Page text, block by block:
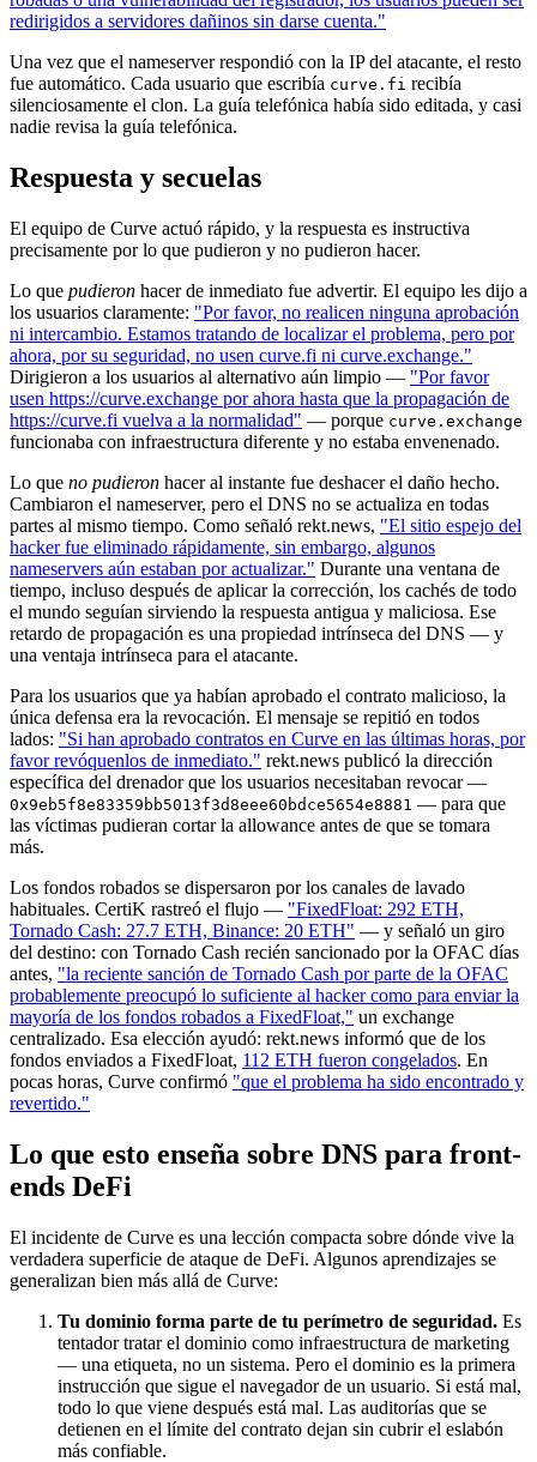
redirigidos a servidores dañinos sin darse cuenta."
Una vez que el nameserver respondió con la IP del atacante, el resto
fue automático. Cada usuario que escribía curve.fi recibía
silenciosamente el clon. La guía telefónica había sido editada, y casi
nadie revisa la guía telefónica.
Respuesta y secuelas
El equipo de Curve actuó rápido, y la respuesta es instructiva
precisamente por lo que pudieron y no pudieron hacer.
Lo que pudieron hacer de inmediato fue advertir. El equipo les dijo a
los usuarios claramente: "Por favor, no realicen ninguna aprobación
ni intercambio. Estamos tratando de localizar el problema, pero por
ahora, por su seguridad, no usen curve.fi ni curve.exchange."
Dirigieron a los usuarios al alternativo aún limpio — "Por favor
usen https://curve.exchange por ahora hasta que la propagación de
https://curve.fi vuelva a la normalidad" — porque curve.exchange
funcionaba con infraestructura diferente y no estaba envenenado.
Lo que no pudieron hacer al instante fue deshacer el daño hecho.
Cambiaron el nameserver, pero el DNS no se actualiza en todas
partes al mismo tiempo. Como señaló rekt.news, "El sitio espejo del
hacker fue eliminado rápidamente, sin embargo, algunos
nameservers aún estaban por actualizar." Durante una ventana de
tiempo, incluso después de aplicar la corrección, los cachés de todo
el mundo seguían sirviendo la respuesta antigua y maliciosa. Ese
retardo de propagación es una propiedad intrínseca del DNS — y
una ventaja intrínseca para el atacante.
Para los usuarios que ya habían aprobado el contrato malicioso, la
única defensa era la revocación. El mensaje se repitió en todos
lados: "Si han aprobado contratos en Curve en las últimas horas, por
favor revóquenlos de inmediato." rekt.news publicó la dirección
específica del drenador que los usuarios necesitaban revocar —
0x9eb5f8e83359bb5013f3d8eee60bdce5654e8881 — para que
las víctimas pudieran cortar la allowance antes de que se tomara
más.
Los fondos robados se dispersaron por los canales de lavado
habituales. CertiK rastreó el flujo — "FixedFloat: 292 ETH,
Tornado Cash: 27.7 ETH, Binance: 20 ETH" — y señaló un giro
del destino: con Tornado Cash recién sancionado por la OFAC días
antes, "la reciente sanción de Tornado Cash por parte de la OFAC
probablemente preocupó lo suficiente al hacker como para enviar la
mayoría de los fondos robados a FixedFloat," un exchange
centralizado. Esa elección ayudó: rekt.news informó que de los
fondos enviados a FixedFloat, 112 ETH fueron congelados. En
pocas horas, Curve confirmó "que el problema ha sido encontrado y
revertido."
Lo que esto enseña sobre DNS para front-
ends DeFi
El incidente de Curve es una lección compacta sobre dónde vive la
verdadera superficie de ataque de DeFi. Algunos aprendizajes se
generalizan bien más allá de Curve:
Tu dominio forma parte de tu perímetro de seguridad. Es
tentador tratar el dominio como infraestructura de marketing
— una etiqueta, no un sistema. Pero el dominio es la primera
instrucción que sigue el navegador de un usuario. Si está mal,
todo lo que viene después está mal. Las auditorías que se
detienen en el límite del contrato dejan sin cubrir el eslabón
más confiable.